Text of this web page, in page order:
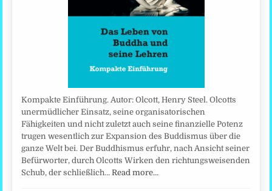
Kompakte Einführung. Autor: Olcott, Henry Steel. Olcotts
unermüdlicher Einsatz, seine organisatorischen
Fähigkeiten und nicht zuletzt auch seine finanzielle Potenz
trugen wesentlich zur Expansion des Buddismus über die
ganze Welt bei. Der Buddhismus erfuhr, nach Ansicht seiner
Befürworter, durch Olcotts Wirken den richtungsweisenden
Schub, der schließlich…Read more…